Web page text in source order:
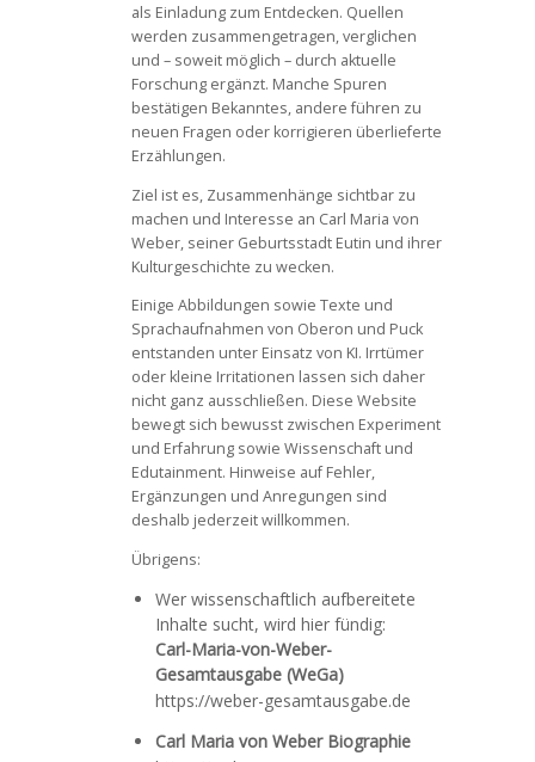
als Einladung zum Entdecken. Quellen
werden zusammengetragen, verglichen
und – soweit möglich – durch aktuelle
Forschung ergänzt. Manche Spuren
bestätigen Bekanntes, andere führen zu
neuen Fragen oder korrigieren überlieferte
Erzählungen.
Ziel ist es, Zusammenhänge sichtbar zu
machen und Interesse an Carl Maria von
Weber, seiner Geburtsstadt Eutin und ihrer
Kulturgeschichte zu wecken.
Einige Abbildungen sowie Texte und
Sprachaufnahmen von Oberon und Puck
entstanden unter Einsatz von KI. Irrtümer
oder kleine Irritationen lassen sich daher
nicht ganz ausschließen. Diese Website
bewegt sich bewusst zwischen Experiment
und Erfahrung sowie Wissenschaft und
Edutainment. Hinweise auf Fehler,
Ergänzungen und Anregungen sind
deshalb jederzeit willkommen.
Übrigens:
Wer wissenschaftlich aufbereitete
Inhalte sucht, wird hier fündig:
Carl-Maria-von-Weber-
Gesamtausgabe (WeGa)
https://weber-gesamtausgabe.de
Carl Maria von Weber Biographie